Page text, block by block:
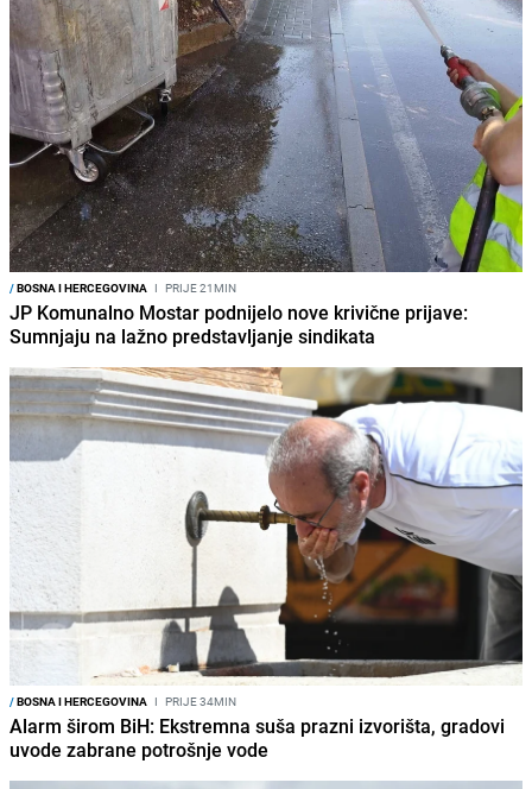
/BOSNA I HERCEGOVINA I PRIJE 21MIN
JP Komunalno Mostar podnijelo nove krivične prijave:
Sumnjaju na lažno predstavljanje sindikata
/BOSNA I HERCEGOVINA I PRIJE 34MIN
Alarm širom BiH: Ekstremna suša prazni izvorišta, gradovi
uvode zabrane potrošnje vode